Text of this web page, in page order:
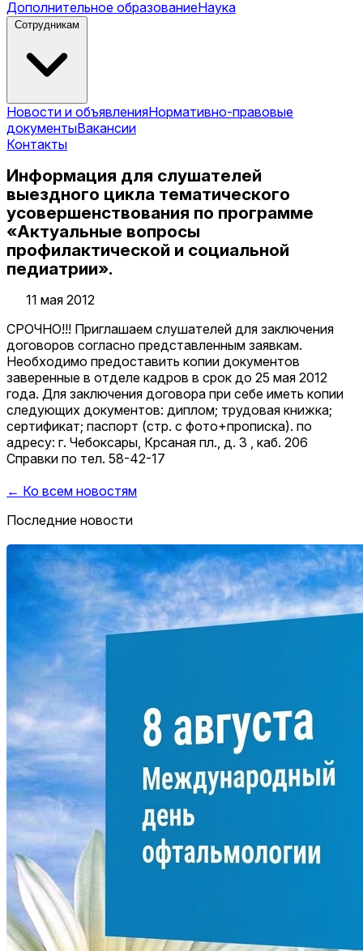
Дополнительное образованиеНаука
Сотрудникам
Новости и объявленияНормативно-правовые
документыВакансии
Контакты
Информация для слушателей
выездного цикла тематического
усовершенствования по программе
«Актуальные вопросы
профилактической и социальной
педиатрии».
11 мая 2012
СРОЧНО!!! Приглашаем слушателей для заключения
договоров согласно представленным заявкам.
Необходимо предоставить копии документов
заверенные в отделе кадров в срок до 25 мая 2012
года. Для заключения договора при себе иметь копии
следующих документов: диплом; трудовая книжка;
сертификат; паспорт (стр. с фото+прописка). по
адресу: г. Чебоксары, Крсаная пл., д. 3 , каб. 206
Справки по тел. 58-42-17
← Ко всем новостям
Последние новости